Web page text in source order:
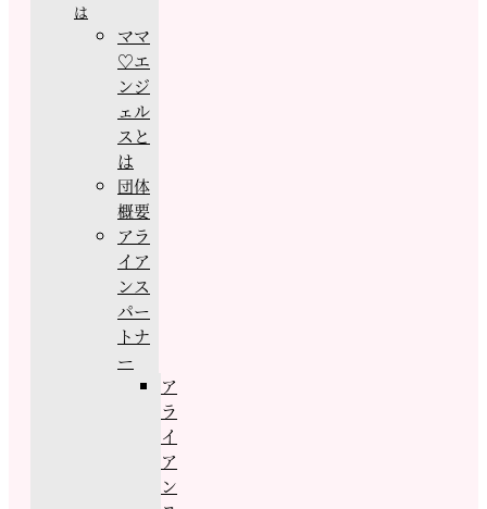
は
ママ
♡エ
ンジ
ェル
スと
は
団体
概要
アラ
イア
ンス
パー
トナ
ー
ア
ラ
イ
ア
ン